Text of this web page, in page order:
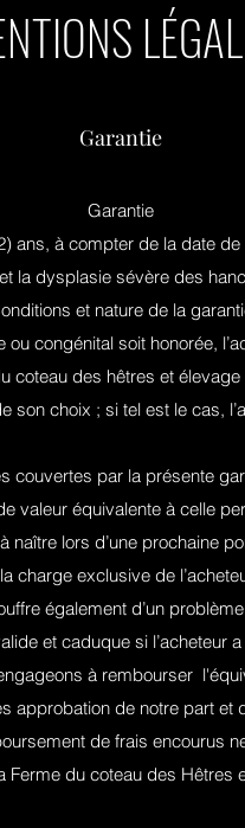
Garantie
Garantie
ans, à compter de la date
la dysplasie sévère des
et nature de la
congénital soit honorée,
coteau des hêtres et
son choix ; si tel est le cas,
couvertes par la présente
valeur équivalente à celle
lors d’une prochaine
charge exclusive de
également d’un
et caduque si l’acheteur
à rembourser
approbation de notre part
de frais encourus
Ferme du coteau des Hêtres